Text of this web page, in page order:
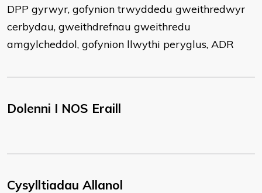
DPP gyrwyr, gofynion trwyddedu gweithredwyr
cerbydau, gweithdrefnau gweithredu
amgylcheddol, gofynion llwythi peryglus, ADR
Dolenni I NOS Eraill
Cysylltiadau Allanol